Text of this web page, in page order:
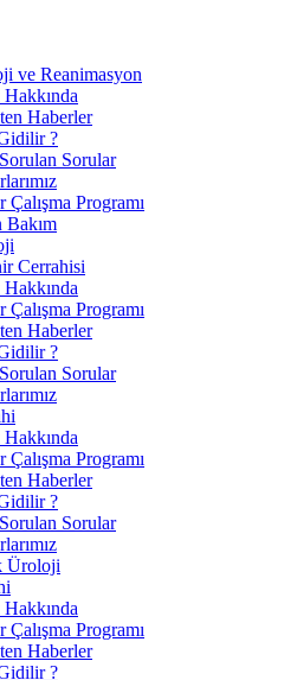
ve Reanimasyon
Haberler
?
Sorular
Çalışma Programı
Bakım
Cerrahisi
Çalışma Programı
Haberler
?
Sorular
Çalışma Programı
Haberler
?
Sorular
Üroloji
Çalışma Programı
Haberler
?